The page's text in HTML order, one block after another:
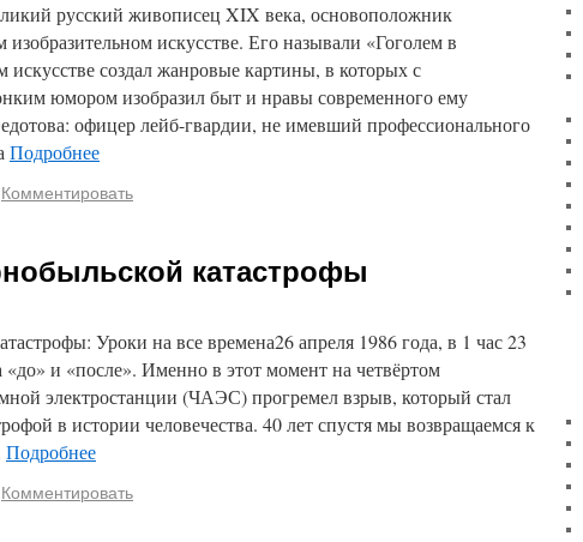
русский живописец XIX века, основоположник
изобразительном искусстве. Его называли «Гоголем в
создал жанровые картины, в которых с
юмором изобразил быт и нравы современного ему
офицер лейб-гвардии, не имевший профессионального
Подробнее
Комментировать
катастрофы
Уроки на все времена26 апреля 1986 года, в 1 час 23
и «после». Именно в этот момент на четвёртом
электростанции (ЧАЭС) прогремел взрыв, который стал
в истории человечества. 40 лет спустя мы возвращаемся к
Подробнее
Комментировать